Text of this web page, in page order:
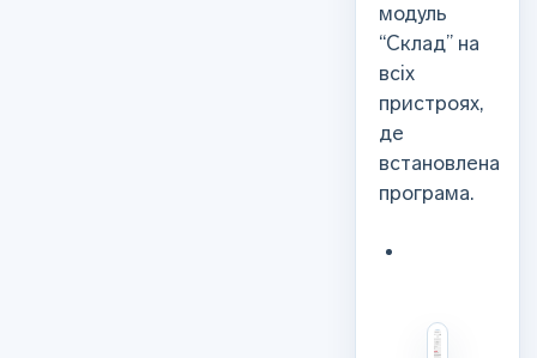
модуль
“Склад” на
всіх
пристроях,
де
встановлена
програма.